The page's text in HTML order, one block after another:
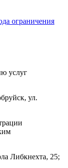
ограничения
услуг
ул.
Либкнехта, 25;